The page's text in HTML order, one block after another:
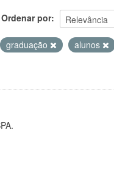
Ordenar por
graduação
alunos